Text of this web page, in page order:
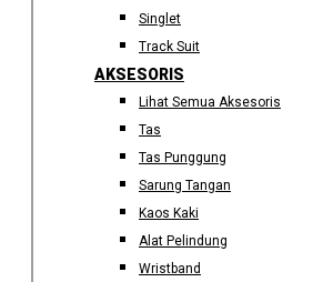
Singlet
Track Suit
AKSESORIS
Lihat Semua Aksesoris
Tas
Tas Punggung
Sarung Tangan
Kaos Kaki
Alat Pelindung
Wristband